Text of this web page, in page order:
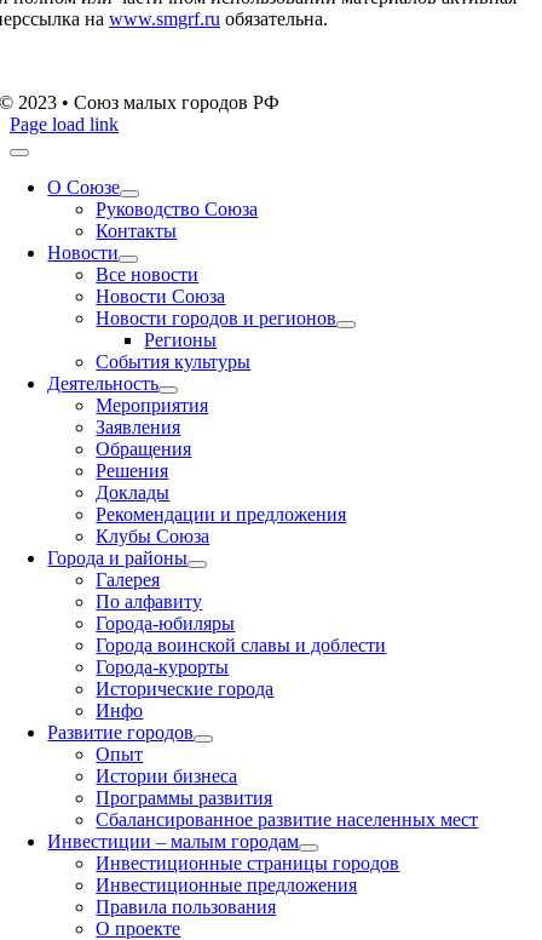
на www.smgrf.ru обязательна.
© 2023 • Союз малых городов РФ
Page load link
О Союзе
Руководство Союза
Контакты
Новости
Все новости
Новости Союза
Новости городов и регионов
Регионы
События культуры
Деятельность
Мероприятия
Заявления
Обращения
Решения
Доклады
Рекомендации и предложения
Клубы Союза
Города и районы
Галерея
По алфавиту
Города-юбиляры
Города воинской славы и доблести
Города-курорты
Исторические города
Инфо
Развитие городов
Опыт
Истории бизнеса
Программы развития
Сбалансированное развитие населенных мест
Инвестиции – малым городам
Инвестиционные страницы городов
Инвестиционные предложения
Правила пользования
О проекте